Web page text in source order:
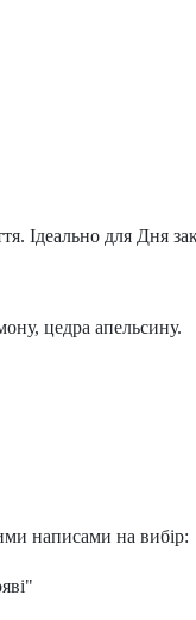
Ідеально для Дня
цедра апельсину.
написами на вибір: